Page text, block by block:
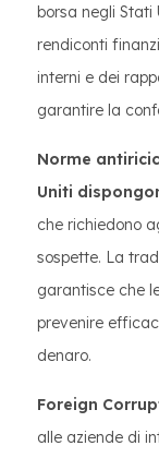
borsa negli
rendiconti
interni e dei
garantire la
Norme
Uniti
che richiedono
sospette. La
garantisce che
prevenire
denaro.
Foreign
alle aziende di